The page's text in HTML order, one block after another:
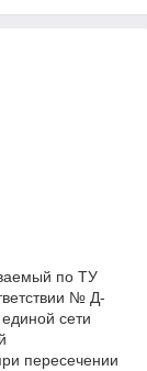
по ТУ
№ Д-
сети
пересечении